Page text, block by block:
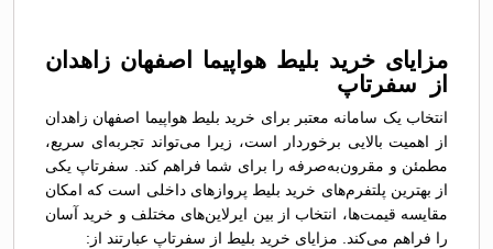
مزایای خرید بلیط هواپیما اصفهان زاهدان
از سفرتاپ
انتخاب یک سامانه معتبر برای خرید بلیط هواپیما اصفهان زاهدان
از اهمیت بالایی برخوردار است، زیرا می‌تواند تجربه‌ای سریع،
مطمئن و مقرون‌به‌صرفه را برای شما فراهم کند. سفرتاپ یکی
از بهترین پلتفرم‌های خرید بلیط پروازهای داخلی است که امکان
مقایسه قیمت‌ها، انتخاب از بین ایرلاین‌های مختلف و خرید آسان
را فراهم می‌کند. مزایای خرید بلیط از سفرتاپ عبارتند از: